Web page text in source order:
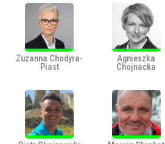
Zuzanna Chodyra-
Piast
Agnieszka
Chojnacka